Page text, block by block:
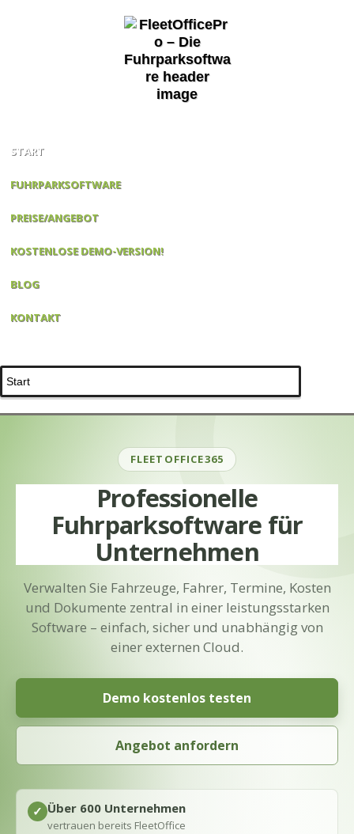
START
FUHRPARKSOFTWARE
PREISE/ANGEBOT
KOSTENLOSE DEMO-VERSION!
BLOG
KONTAKT
FLEETOFFICE365
Professionelle
Fuhrparksoftware für
Unternehmen
Verwalten Sie Fahrzeuge, Fahrer, Termine, Kosten
und Dokumente zentral in einer leistungsstarken
Software – einfach, sicher und unabhängig von
einer externen Cloud.
Demo kostenlos testen
Angebot anfordern
✓ Über 600 Unternehmen
vertrauen bereits FleetOffice